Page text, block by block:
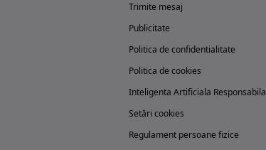
Trimite mesaj
Publicitate
Politica de confidentialitate
Politica de cookies
Inteligenta Artificiala Responsabila
Setări cookies
Regulament persoane fizice